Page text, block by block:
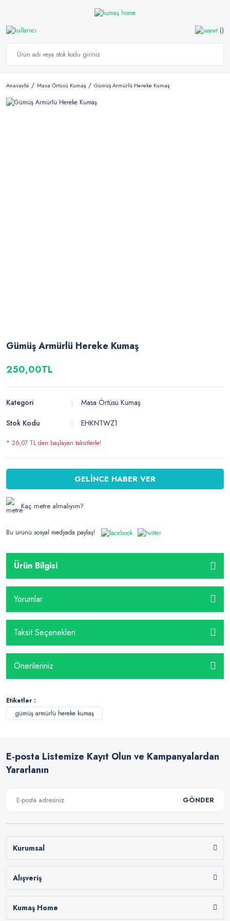
Anasayfa Masa Örtüsü Kumaş Gümüş Armürlü Hereke Kumaş
Gümüş Armürlü Hereke Kumaş
250,00TL
Kategori
Masa Örtüsü Kumaş
Stok Kodu
EHKNTWZ1
* 26,07 TL den başlayan taksitlerle!
GELİNCE HABER VER
Kaç metre almalıyım?
Bu ürünü sosyal medyada paylaş!
Ürün Bilgisi
Yorumlar
Taksit Seçenekleri
Önerileriniz
Etiketler :
gümüş armürlü hereke kumaş
E-posta Listemize Kayıt Olun ve Kampanyalardan
Yararlanın
GÖNDER
Kurumsal
Alışveriş
Kumaş Home